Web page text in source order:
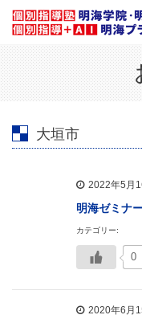
大垣市
2022年5月
明海ゼミナ
カテゴリー:
0
2020年6月